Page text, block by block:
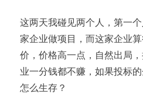
这两天我碰见两个人，第一
家企业做项目，而这家企业
价，价格高一点，自然出局
业一分钱都不赚，如果投标
怎么生存？